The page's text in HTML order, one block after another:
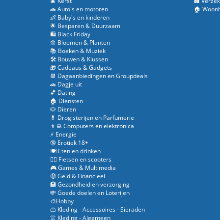
🚗 Auto's en motoren
👶 Baby's en kinderen
🌟 Besparen & Duurzaam
🛍️ Black Friday
🌼 Bloemen & Planten
📚 Boeken & Muziek
🛠️ Bouwen & Klussen
🎁 Cadeaus & Gadgets
📆 Dagaanbiedingen en Groupdeals
🚗 Dagje uit
💕 Dating
🏠 Diensten
🐶 Dieren
💊 Drogisterijen en Parfumerie
👨‍💻 Computers en elektronica
⚡ Energie
🔞 Erotiek 18+
🍽️ Eten en drinken
🚴‍♂️ Fietsen en scooters
🎮 Games & Multimedia
🤑 Geld & Financieel
🏥 Gezondheid en verzorging
💸 Goede doelen en Loterijen
🎨Hobby
👜 Kleding - Accessoires - Sieraden
👚 Kleding - Algemeen
🏠